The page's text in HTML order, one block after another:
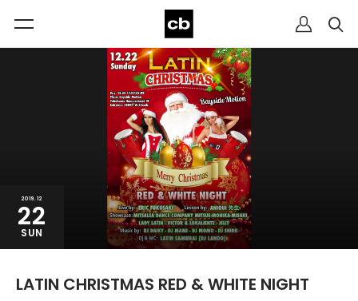
2019.12
22
SUN
LATIN CHRISTMAS RED & WHITE NIGHT